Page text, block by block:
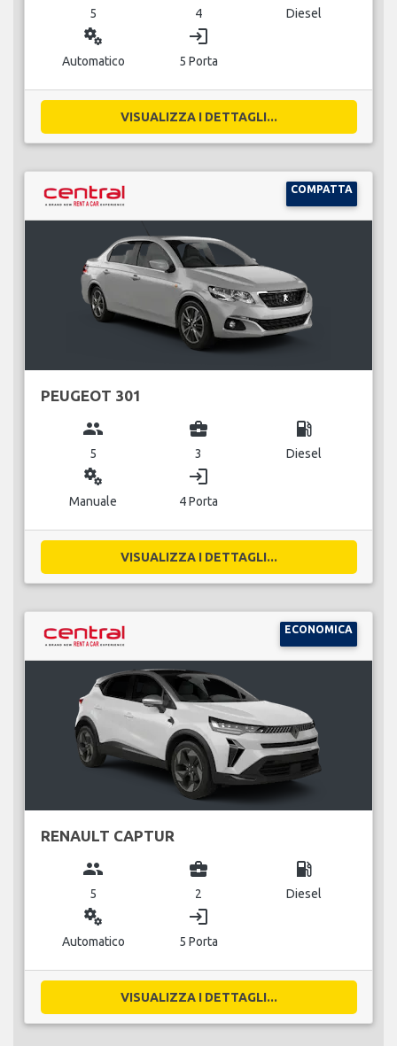
5 4 Diesel
miscellaneous_services
Automatico
login
5 Porta
VISUALIZZA I DETTAGLI...
COMPATTA
PEUGEOT 301
group
5
business_center
3
local_gas_station
Diesel
miscellaneous_services
Manuale
login
4 Porta
VISUALIZZA I DETTAGLI...
ECONOMICA
RENAULT CAPTUR
group
5
business_center
2
local_gas_station
Diesel
miscellaneous_services
Automatico
login
5 Porta
VISUALIZZA I DETTAGLI...